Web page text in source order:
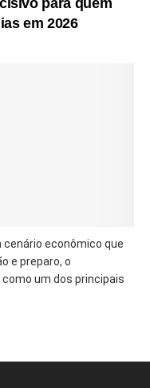
para quem
em 2026
cenário econômico que
e preparo, o
um dos principais